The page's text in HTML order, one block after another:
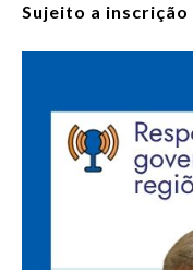
Sujeito a inscrição